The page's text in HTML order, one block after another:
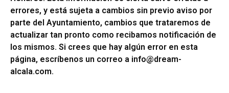
errores, y está sujeta a cambios sin previo aviso por
parte del Ayuntamiento, cambios que trataremos de
actualizar tan pronto como recibamos notificación de
los mismos. Si crees que hay algún error en esta
página, escríbenos un correo a info@dream-
alcala.com.